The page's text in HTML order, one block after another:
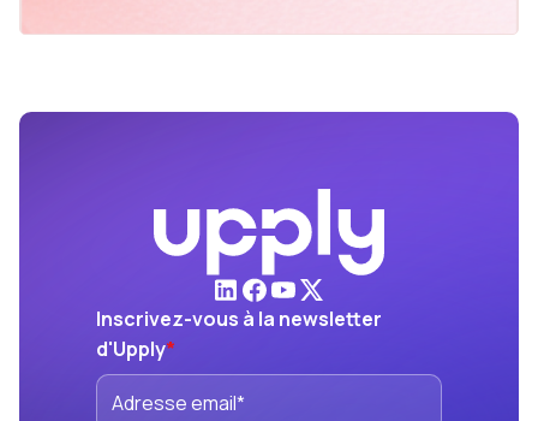
Inscrivez-vous à la newsletter
d'Upply*